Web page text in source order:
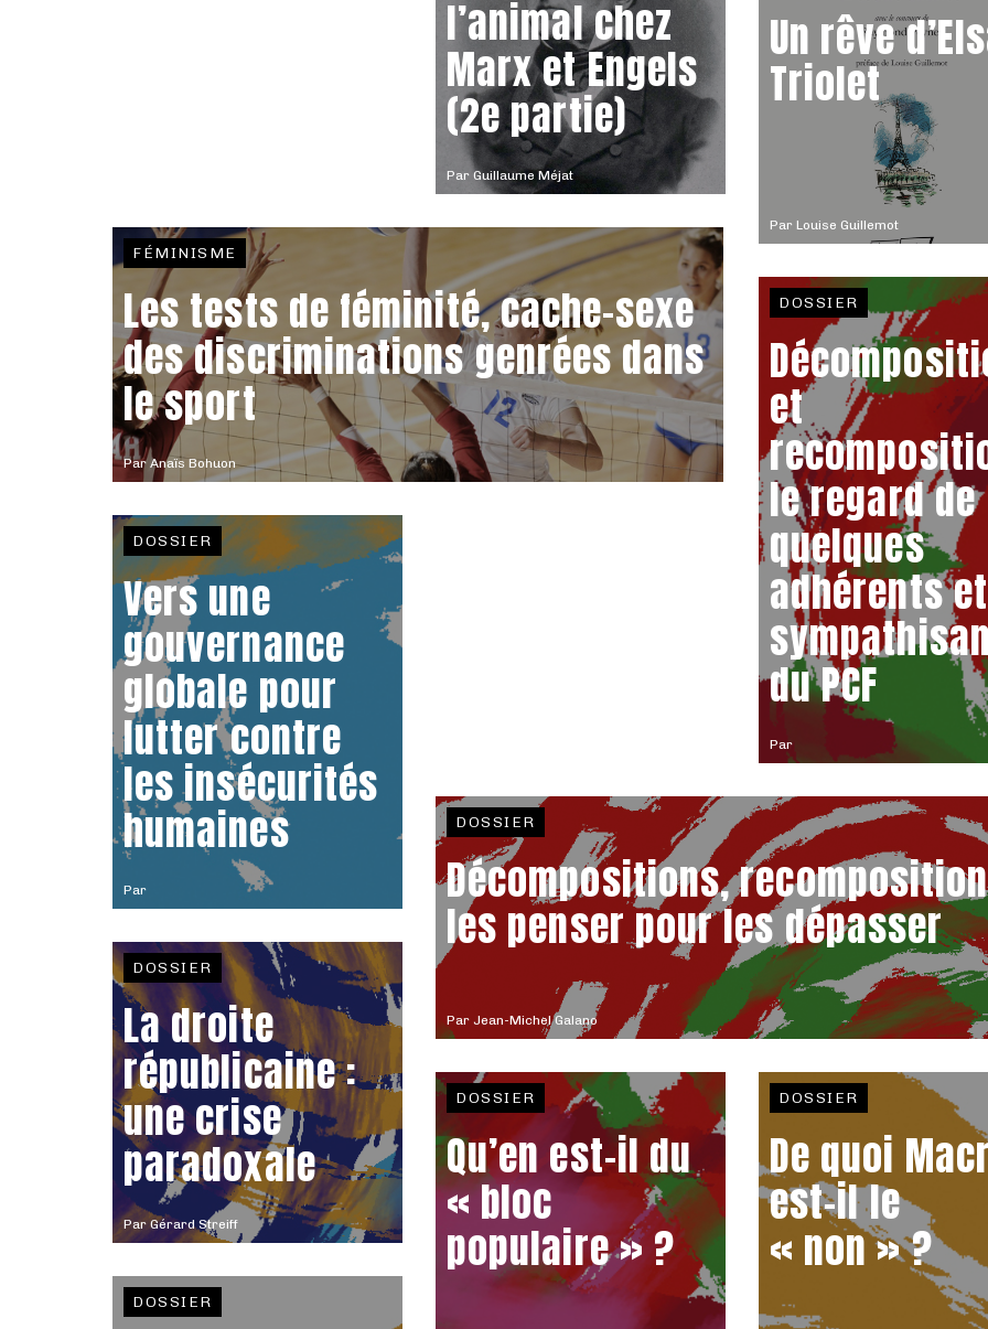
Par Guillaume Méjat
l’animal chez
Marx et Engels
(2e partie)
ParAnaïs Bohuon
FÉMINISME
Les tests de féminité, cache-sexe
des discriminations genrées dans
le sport
Par Louise Guillemot
Un rêve
Triolet
Par
DOSSIER
et
le regard de
quelques
adhérents et
du PCF
Par
DOSSIER
Vers une
gouvernance
globale pour
lutter contre
les insécurités
humaines
Par Jean-Michel Galano
DOSSIER
Décompositions,
les penser pour les dépasser
Par Gérard Streiff
DOSSIER
La droite
républicaine :
une crise
paradoxale
DOSSIER
Qu’en est-il du
« bloc
populaire » ?
DOSSIER
De quoi
est-il le
« non » ?
DOSSIER